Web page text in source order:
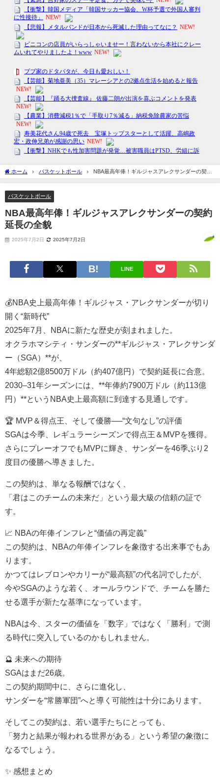
ホーム バスケットボール
NBA最高年俸！ギルジャスアレクサンダーの契約
延長の全貌
バスケットボール
NBA最高年俸！ギルジャスアレクサンダーの契約
延長の全貌
2025年7月2日 2025年7月2日
LINE
💰NBA史上最高年俸！ギルジャス・アレクサンダーが切り
開く“新時代”
2025年7月、NBAに新たな歴史が刻まれました。
オクラホマシティ・サンダーの**ギルジャス・アレクサンダ
ー（SGA）**が、
4年総額2億8500万ドル（約407億円）で契約延長に合意。
2030–31年シーズンには、**年俸約7900万ドル（約113億
円）**というNBA史上最高額に到達する見通しです。
🏆 MVP＆得点王、そして優勝──“文句なし”の評価
SGAは今季、レギュラーシーズンで得点王＆MVPを獲得。
さらにプレーオフでもMVPに輝き、サンダーを46季ぶり2
度目の優勝へ導きました。
この契約は、単なる報酬ではなく、
「君はこのチームの未来だ」という最大級の信頼の証で
す。
📈 NBAの年俸インフレと“価値の再定義”
この契約は、NBAの年俸インフレを象徴する出来事でもあ
ります。
かつてはレブロンやカリーが“最高額”の代名詞でしたが、
今やSGAのような若く、オールラウンドで、チームを勝た
せる選手が新たな基準になっています。
NBAは今、スターの価値を「数字」ではなく「勝利」で測
る時代に突入しているのかもしれません。
🔮 未来への期待
SGAはまだ26歳。
この契約期間中に、さらに進化し、
サンダーを“常勝軍団”へと導く可能性は十分にあります。
そしてこの契約は、若い選手たちにとっても、
「努力と結果が報われる世界がある」という希望の象徴に
なるでしょう。
✨ 感想まとめ